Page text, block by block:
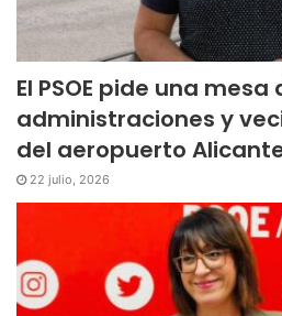
El PSOE pide una
administraciones y
del aeropuerto
22 julio, 2026